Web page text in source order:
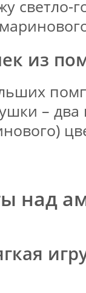
светло-
из
–
над